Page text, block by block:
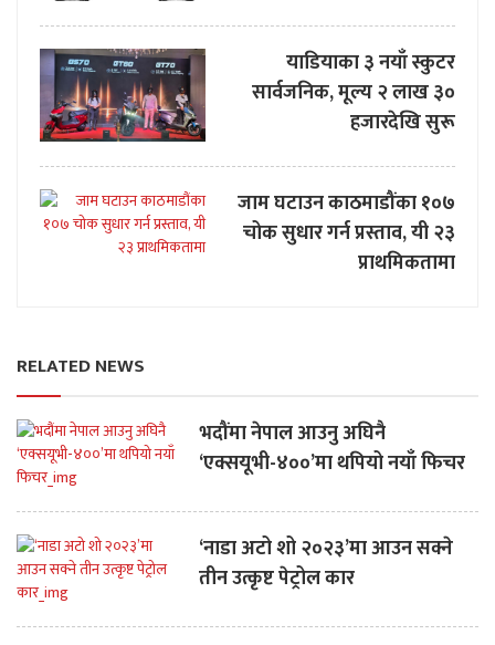
याडियाका ३ नयाँ स्कुटर
सार्वजनिक, मूल्य २ लाख ३०
हजारदेखि सुरू
जाम घटाउन काठमाडौंका १०७
चोक सुधार गर्न प्रस्ताव, यी २३
प्राथमिकतामा
RELATED NEWS
भदौंमा नेपाल आउनु अघिनै
‘एक्सयूभी-४००’मा थपियो नयाँ फिचर
‘नाडा अटो शो २०२३’मा आउन सक्ने
तीन उत्कृष्ट पेट्रोल कार